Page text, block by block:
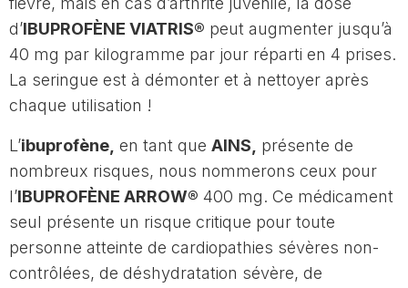
d’IBUPROFÈNE VIATRIS® peut augmenter jusqu’à
40 mg par kilogramme par jour réparti en 4 prises.
La seringue est à démonter et à nettoyer après
chaque utilisation !
L’ibuprofène, en tant que AINS,
présente de
nombreux risques, nous nommerons ceux pour
l’IBUPROFÈNE ARROW® 400 mg. Ce médicament
seul présente un risque critique pour toute
personne atteinte de cardiopathies sévères non-
contrôlées, de déshydratation sévère, de